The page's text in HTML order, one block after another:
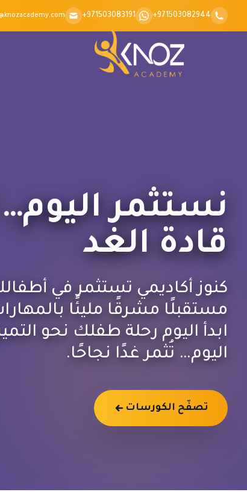
Skip to content
+971503082944
+971503083191
نستثمر
قادة الغد
كنوز أكاديمي تستثمر في
مستقبلًا مشرقًا مليئًا
ابدأ اليوم رحلة طفلك نحو
اليوم… تُثمر غدًا نجاحًا.
تصفّح الكورسات